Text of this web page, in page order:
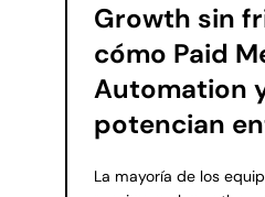
Growth sin
cómo Paid
Automation
potencian
La mayoría de los